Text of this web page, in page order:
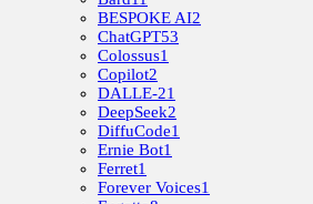
BESPOKE AI2
ChatGPT53
Colossus1
Copilot2
DALLE-21
DeepSeek2
DiffuCode1
Ernie Bot1
Ferret1
Forever Voices1